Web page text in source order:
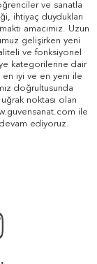
ve sanatla
ihtiyaç duydukları
amacımız. Uzun
gelişirken yeni
ve fonksiyonel
kategorilerine dair
en iyi ve en yeni ile
doğrultusunda
noktası olan
ile
devam ediyoruz.